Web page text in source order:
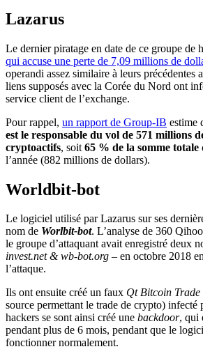
Lazarus
Le dernier piratage en date de ce groupe de
qui accuse une perte de 7,09 millions de
operandi assez similaire à leurs précédentes
liens supposés avec la Corée du Nord ont
service client de l’exchange.
Pour rappel, un rapport de Group-IB estime
est le responsable du vol de 571 millions
cryptoactifs, soit 65 % de la somme totale
l’année (882 millions de dollars).
Worldbit-bot
Le logiciel utilisé par Lazarus sur ses
nom de Worlbit-bot. L’analyse de 360
le groupe d’attaquant avait enregistré deux
invest.net & wb-bot.org – en octobre 2018
l’attaque.
Ils ont ensuite créé un faux Qt Bitcoin Trade
source permettant le trade de crypto) infecté
hackers se sont ainsi créé une backdoor, qui
pendant plus de 6 mois, pendant que le
fonctionner normalement.